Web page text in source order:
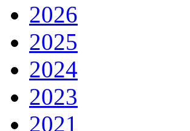
2026
2025
2024
2023
2021